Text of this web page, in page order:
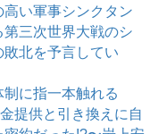
い軍事シンクタン
三次世界大戦のシ
敗北を予言してい
制に指一本触れる
提供と引き換えに自